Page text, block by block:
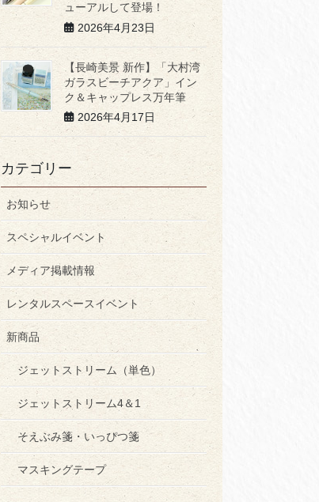
ューアルして登場！
2026年4月23日
【長崎美景 新作】「大村湾
ガラスビーチアクア」イン
ク＆キャップレス万年筆
2026年4月17日
カテゴリー
お知らせ
スペシャルイベント
メディア掲載情報
レンタルスペースイベント
新商品
ジェットストリーム（単色）
ジェットストリーム4＆1
そえぶみ箋・いっぴつ箋
マスキングテープ